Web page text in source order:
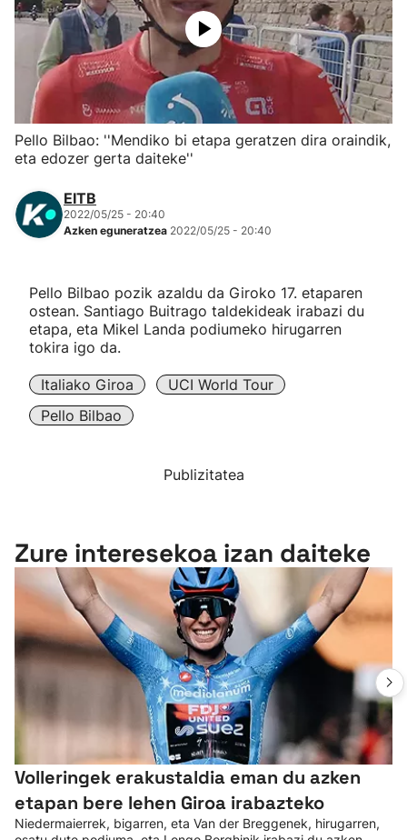
Herri-kirolak
Eskubaloia
Kirolak 360
Mendi-lasterketak
"Helmuga"
Pello Bilbao: ''Mendiko bi etapa geratzen dira oraindik,
eta edozer gerta daiteke''
EITB
2022/05/25 - 20:40
Azken eguneratzea 2022/05/25 - 20:40
Pello Bilbao pozik azaldu da Giroko 17. etaparen
ostean. Santiago Buitrago taldekideak irabazi du
etapa, eta Mikel Landa podiumeko hirugarren
tokira igo da.
Italiako Giroa
UCI World Tour
Pello Bilbao
Publizitatea
Zure interesekoa izan daiteke
Volleringek erakustaldia eman du azken
etapan bere lehen Giroa irabazteko
Niedermaierrek, bigarren, eta Van der Breggenek, hirugarren,